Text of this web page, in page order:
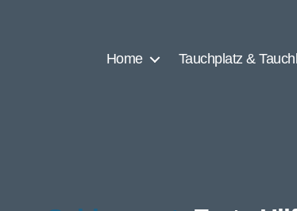
Home Tauchplatz &